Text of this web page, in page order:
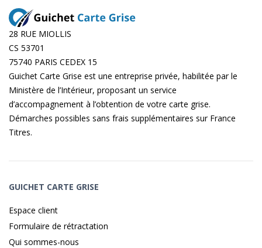
28 RUE MIOLLIS
CS 53701
75740 PARIS CEDEX 15
Guichet Carte Grise est une entreprise privée, habilitée par le
Ministère de l’Intérieur, proposant un service
d’accompagnement à l’obtention de votre carte grise.
Démarches possibles sans frais supplémentaires sur France
Titres.
GUICHET CARTE GRISE
Espace client
Formulaire de rétractation
Qui sommes-nous